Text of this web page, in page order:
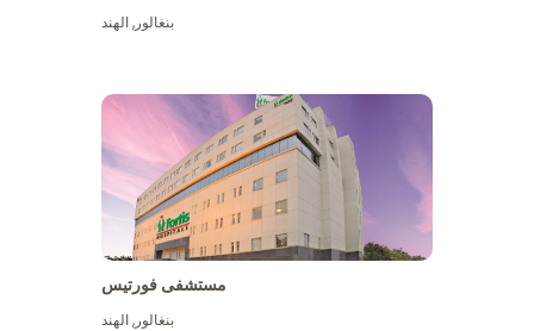
بنغالور,الهند
مستشفى فورتيس
بنغالور,الهند